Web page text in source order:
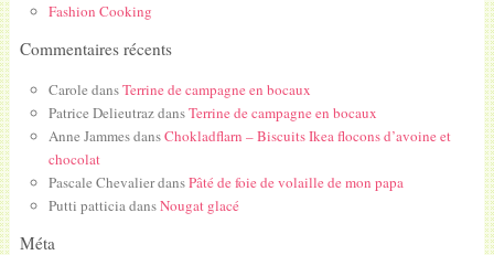
Fashion Cooking
Commentaires récents
Carole dansTerrine de campagne en bocaux
Patrice DelieutrazdansTerrine de campagne en bocaux
Anne JammesdansChokladflarn – Biscuits Ikea flocons d’avoine et
chocolat
Pascale ChevalierdansPâté de foie de volaille de mon papa
Putti patticiadansNougat glacé
Méta